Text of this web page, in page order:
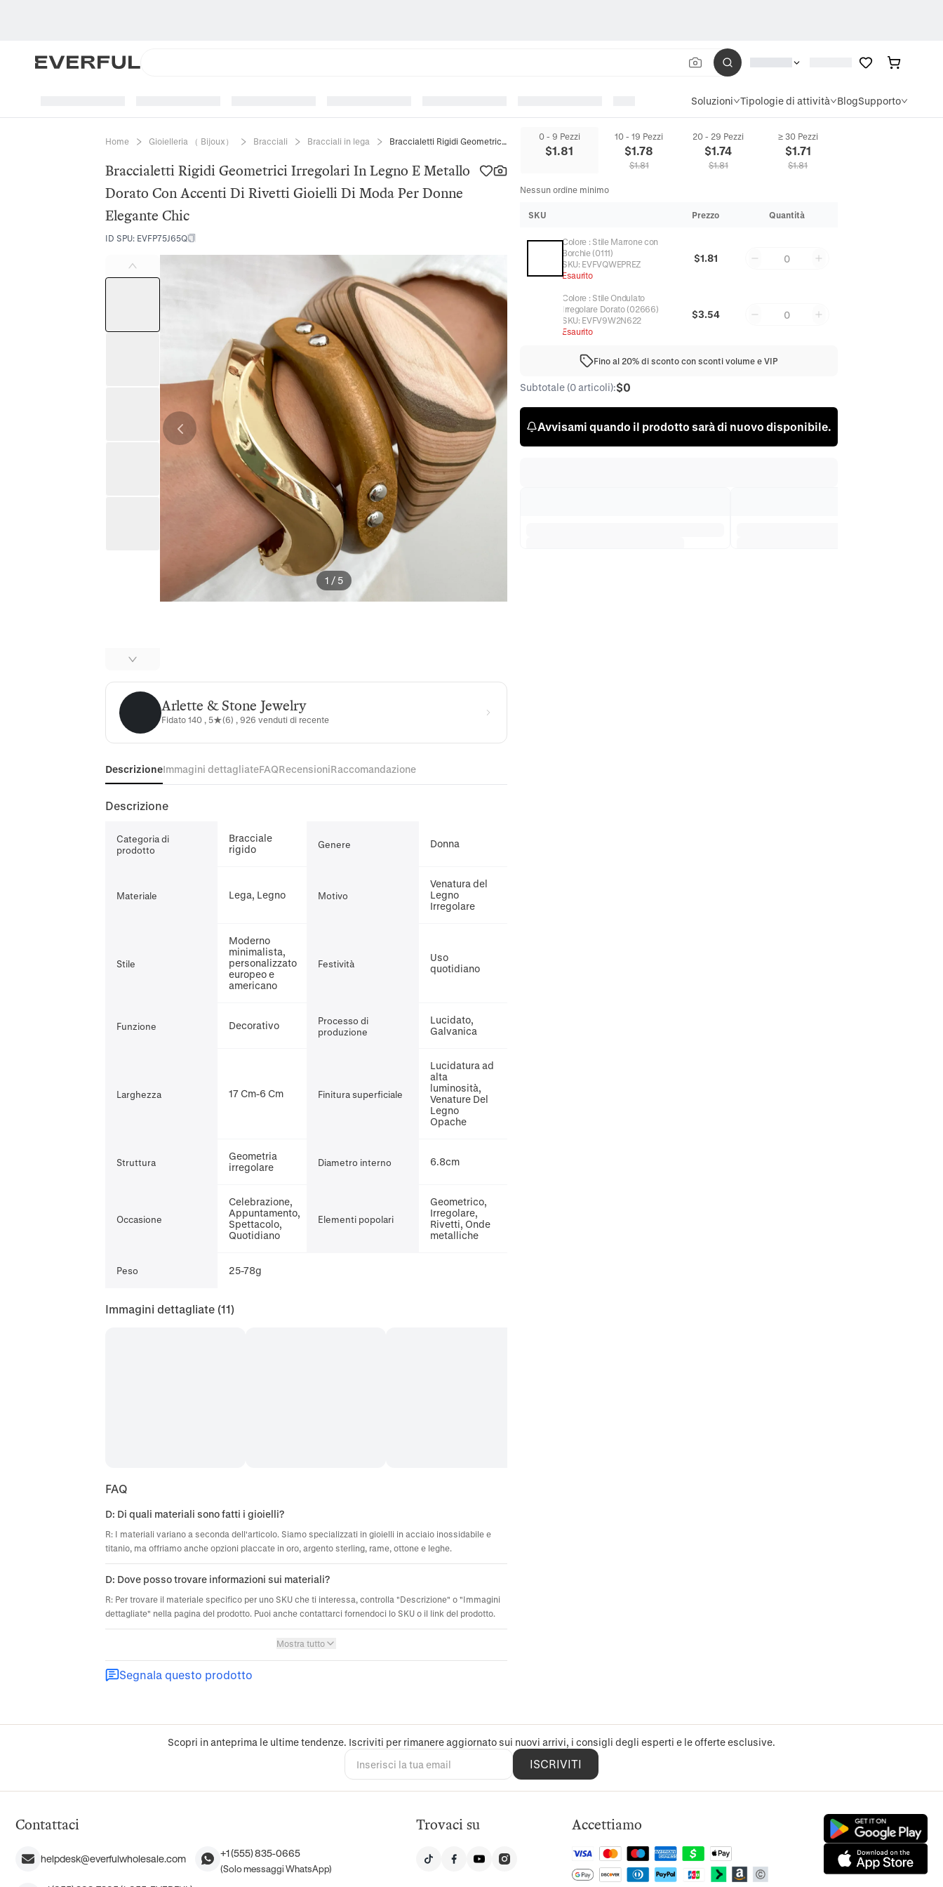
Soluzioni Tipologie di attività BlogSupporto
Home Gioielleria （ Bijoux） Bracciali Bracciali in lega Braccialetti Rigidi Geometrici Irregolari In Legno E Metallo Dorato Con Accenti Di Rivetti Gioielli Di Moda Per Donne Elegante Chic
Braccialetti Rigidi Geometrici Irregolari In Legno E Metallo
Dorato Con Accenti Di Rivetti Gioielli Di Moda Per Donne
Elegante Chic
ID SPU: EVFP75J65Q
1 / 5
Arlette & Stone Jewelry
Arlette & Stone Jewelry
Fidato 140 , 5★(6) , 926 venduti di recente
DescrizioneImmagini dettagliateFAQRecensioniRaccomandazione
Descrizione
Categoria di
prodotto
Bracciale
rigido
Genere Donna
Materiale Lega, Legno Motivo
Venatura del
Legno
Irregolare
Stile
Moderno
minimalista,
personalizzato
europeo e
americano
Festività
Uso
quotidiano
Funzione Decorativo
Processo di
produzione
Lucidato,
Galvanica
Larghezza 17 Cm-6 Cm Finitura superficiale
Lucidatura ad
alta
luminosità,
Venature Del
Legno
Opache
Struttura
Geometria
irregolare
Diametro interno 6.8cm
Occasione
Celebrazione,
Appuntamento,
Spettacolo,
Quotidiano
Elementi popolari
Geometrico,
Irregolare,
Rivetti, Onde
metalliche
Peso 25-78g
Immagini dettagliate (11)
FAQ
D: Di quali materiali sono fatti i gioielli?
R: I materiali variano a seconda dell'articolo. Siamo specializzati in gioielli in acciaio inossidabile e
titanio, ma offriamo anche opzioni placcate in oro, argento sterling, rame, ottone e leghe.
D: Dove posso trovare informazioni sui materiali?
R: Per trovare il materiale specifico per uno SKU che ti interessa, controlla "Descrizione" o "Immagini
dettagliate" nella pagina del prodotto. Puoi anche contattarci fornendoci lo SKU o il link del prodotto.
Mostra tutto
Segnala questo prodotto
0 - 9 Pezzi
$1.81
10 - 19 Pezzi
$1.78
$1.81
20 - 29 Pezzi
$1.74
$1.81
≥ 30 Pezzi
$1.71
$1.81
Nessun ordine minimo
SKU Prezzo Quantità
Colore : Stile Marrone con
Borchie (0111)
SKU: EVFVQWEPREZ
Esaurito
$1.81 0
Colore : Stile Ondulato
Irregolare Dorato (02666)
SKU: EVFV9W2N622
Esaurito
$3.54 0
Fino al 20% di sconto con sconti volume e VIP
Subtotale (0 articoli):$0
Avvisami quando il prodotto sarà di nuovo disponibile.
Scopri in anteprima le ultime tendenze. Iscriviti per rimanere aggiornato sui nuovi arrivi, i consigli degli esperti e le offerte esclusive.
ISCRIVITI
Contattaci
helpdesk@everfulwholesale.com +1 (555) 835-0665
(Solo messaggi WhatsApp)
Trovaci su Accettiamo